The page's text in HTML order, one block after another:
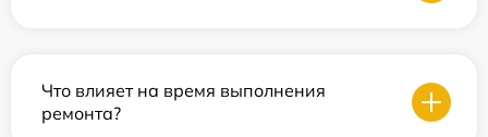
Что влияет на время выполнения
ремонта?